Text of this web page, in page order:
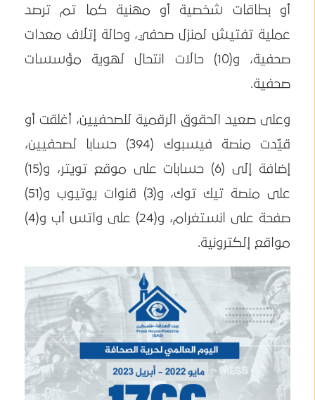
أو بطاقات شخصية أو مهنية كما تم ترصد
عملية تفتيش لمنزل صحفي، وحالة إتلاف معدات
صحفية، و(10) حالات انتحال لهوية مؤسسات
صحفية.
وعلى صعيد الحقوق الرقمية للصحفيين، أغلقت أو
قيّدت منصة فيسبوك (394) حسابا لصحفيين،
إضافة إلى (6) حسابات على موقع تويتر، و(15)
على منصة تيك توك، و(3) قنوات يوتيوب و(51)
صفحة على انستغرام، و(24) على واتس أب و(4)
مواقع إلكترونية.